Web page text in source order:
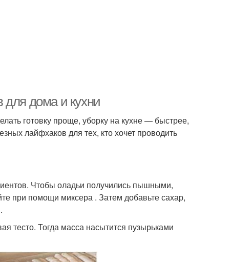
дома и кухни
готовку проще, уборку на кухне — быстрее,
лайфхаков для тех, кто хочет проводить
Чтобы оладьи получились пышными,
при помощи миксера . Затем добавьте сахар,
тесто. Тогда масса насытится пузырьками